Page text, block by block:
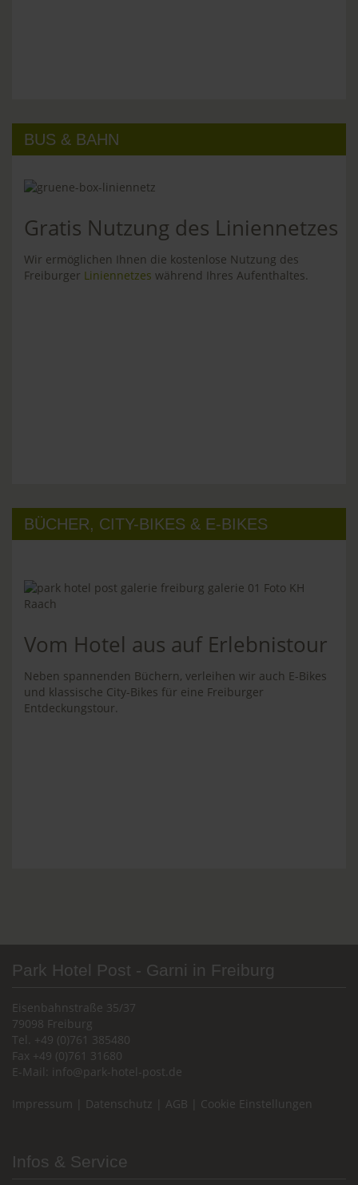
BUS & BAHN
Gratis Nutzung des Liniennetzes
Wir ermöglichen Ihnen die kostenlose Nutzung des
Freiburger Liniennetzes während Ihres Aufenthaltes.
BÜCHER, CITY-BIKES & E-BIKES
Vom Hotel aus auf Erlebnistour
Neben spannenden Büchern, verleihen wir auch E-Bikes
und klassische City-Bikes für eine Freiburger
Entdeckungstour.
Park Hotel Post - Garni in Freiburg
Eisenbahnstraße 35/37
79098 Freiburg
Tel. +49 (0)761 385480
Fax +49 (0)761 31680
E-Mail:
info@park-hotel-post.de
Impressum Datenschutz AGB Cookie Einstellungen
Infos & Service